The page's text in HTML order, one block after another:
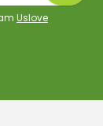
Uslove